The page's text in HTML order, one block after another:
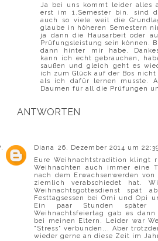
Ja bei uns kommt leider alles
erst im 1.Semester bin, sind
auch so viele weil die
glaube in höheren Semestern
ja dann die Hausarbeit oder
Prüfungsleistung sein können.
dann hinter mir habe.
kann ich echt gebrauchen,
saußen und gleich geht es
ich zum Glück auf der Bos
als ich dafür lernen musste.
Daumen für all die Prüfungen
ANTWORTEN
Diana 26. Dezember 2014 um
Eure Weihnachtstradition
Weihnachten auch immer eine
nach dem Erwachsenwerden
ziemlich verabschiedet hat.
Weihnachtsgottesdienst spät
Festtagsessen bei Omi und Opi
Ein paar Stunden
Weihnachtsfeiertag gab es dann
bei meinen Eltern. Leider war
"Stress" verbunden... Aber
wieder gerne an diese Zeit im